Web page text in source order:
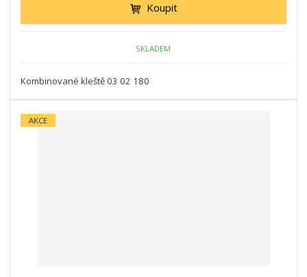
Koupit
SKLADEM
Kombinované kleště 03 02 180
AKCE